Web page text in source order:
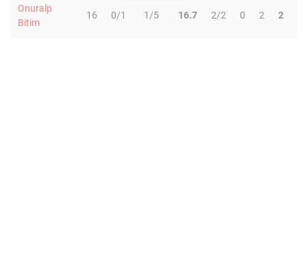
Onuralp
Bitim
16 0/1 1/5 16.7 2/2 0 2 2